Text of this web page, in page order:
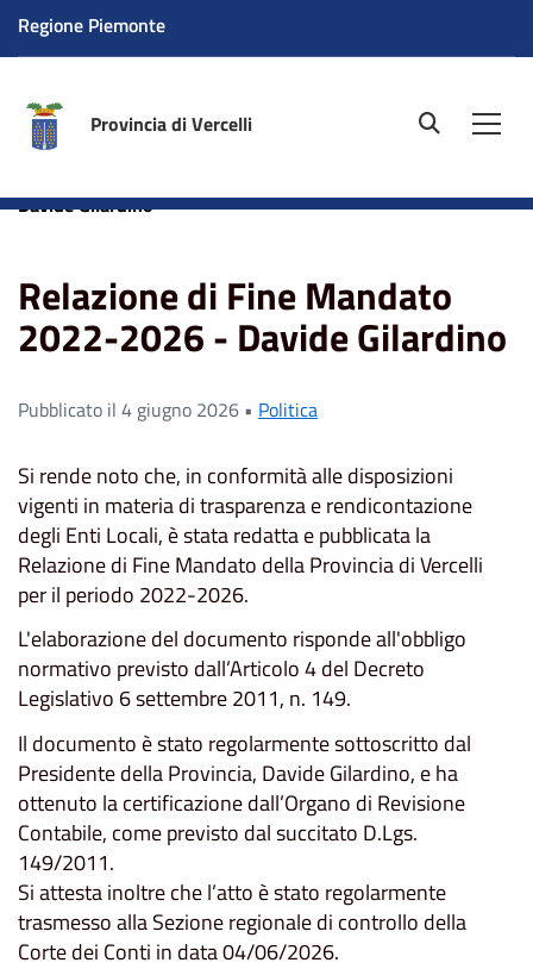
Regione Piemonte
Provincia di Vercelli site.searc
Davide Gilardino
Relazione di Fine Mandato
2022-2026 - Davide Gilardino
Pubblicato il 4 giugno 2026 • Politica
Si rende noto che, in conformità alle disposizioni
vigenti in materia di trasparenza e rendicontazione
degli Enti Locali, è stata redatta e pubblicata la
Relazione di Fine Mandato della Provincia di Vercelli
per il periodo 2022-2026.
L'elaborazione del documento risponde all'obbligo
normativo previsto dall’Articolo 4 del Decreto
Legislativo 6 settembre 2011, n. 149.
Il documento è stato regolarmente sottoscritto dal
Presidente della Provincia, Davide Gilardino, e ha
ottenuto la certificazione dall’Organo di Revisione
Contabile, come previsto dal succitato D.Lgs.
149/2011.
Si attesta inoltre che l’atto è stato regolarmente
trasmesso alla Sezione regionale di controllo della
Corte dei Conti in data 04/06/2026.